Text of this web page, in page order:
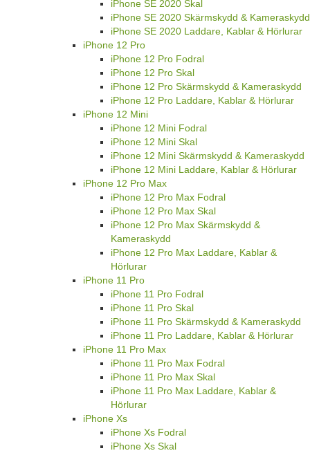
iPhone SE 2020 Skal
iPhone SE 2020 Skärmskydd & Kameraskydd
iPhone SE 2020 Laddare, Kablar & Hörlurar
iPhone 12 Pro
iPhone 12 Pro Fodral
iPhone 12 Pro Skal
iPhone 12 Pro Skärmskydd & Kameraskydd
iPhone 12 Pro Laddare, Kablar & Hörlurar
iPhone 12 Mini
iPhone 12 Mini Fodral
iPhone 12 Mini Skal
iPhone 12 Mini Skärmskydd & Kameraskydd
iPhone 12 Mini Laddare, Kablar & Hörlurar
iPhone 12 Pro Max
iPhone 12 Pro Max Fodral
iPhone 12 Pro Max Skal
iPhone 12 Pro Max Skärmskydd &
Kameraskydd
iPhone 12 Pro Max Laddare, Kablar &
Hörlurar
iPhone 11 Pro
iPhone 11 Pro Fodral
iPhone 11 Pro Skal
iPhone 11 Pro Skärmskydd & Kameraskydd
iPhone 11 Pro Laddare, Kablar & Hörlurar
iPhone 11 Pro Max
iPhone 11 Pro Max Fodral
iPhone 11 Pro Max Skal
iPhone 11 Pro Max Laddare, Kablar &
Hörlurar
iPhone Xs
iPhone Xs Fodral
iPhone Xs Skal